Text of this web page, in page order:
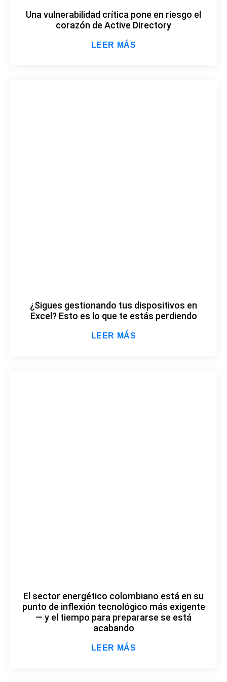
Una vulnerabilidad crítica pone en riesgo el
corazón de Active Directory
LEER MÁS
¿Sigues gestionando tus dispositivos en
Excel? Esto es lo que te estás perdiendo
LEER MÁS
El sector energético colombiano está en su
punto de inflexión tecnológico más exigente
— y el tiempo para prepararse se está
acabando
LEER MÁS